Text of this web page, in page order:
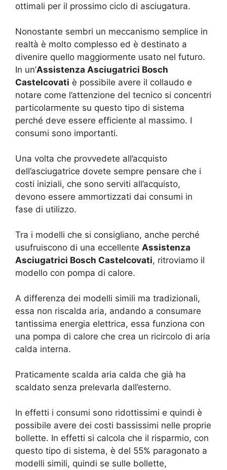
ottimali per il prossimo ciclo di asciugatura.
Nonostante sembri un meccanismo semplice in
realtà è molto complesso ed è destinato a
divenire quello maggiormente usato nel futuro.
In un’Assistenza Asciugatrici Bosch
Castelcovati è possibile avere il collaudo e
notare come l’attenzione del tecnico si concentri
particolarmente su questo tipo di sistema
perché deve essere efficiente al massimo. I
consumi sono importanti.
Una volta che provvedete all’acquisto
dell’asciugatrice dovete sempre pensare che i
costi iniziali, che sono serviti all’acquisto,
devono essere ammortizzati dai consumi in
fase di utilizzo.
Tra i modelli che si consigliano, anche perché
usufruiscono di una eccellente Assistenza
Asciugatrici Bosch Castelcovati, ritroviamo il
modello con pompa di calore.
A differenza dei modelli simili ma tradizionali,
essa non riscalda aria, andando a consumare
tantissima energia elettrica, essa funziona con
una pompa di calore che crea un ricircolo di aria
calda interna.
Praticamente scalda aria calda che già ha
scaldato senza prelevarla dall’esterno.
In effetti i consumi sono ridottissimi e quindi è
possibile avere dei costi bassissimi nelle proprie
bollette. In effetti si calcola che il risparmio, con
questo tipo di sistema, è del 55% paragonato a
modelli simili, quindi se sulle bollette,